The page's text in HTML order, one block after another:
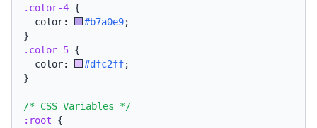
.color-4 {
  color:
#b7a0e9;
}
.color-5 {
  color:
#dfc2ff;
}
/* CSS Variables */
:root {